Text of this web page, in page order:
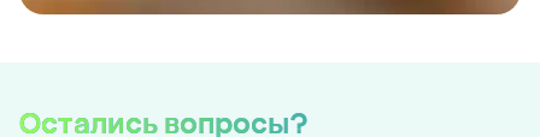
Остались вопросы?